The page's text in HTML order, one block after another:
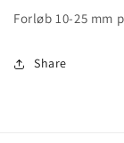
Forløb 10-25 mm
Share